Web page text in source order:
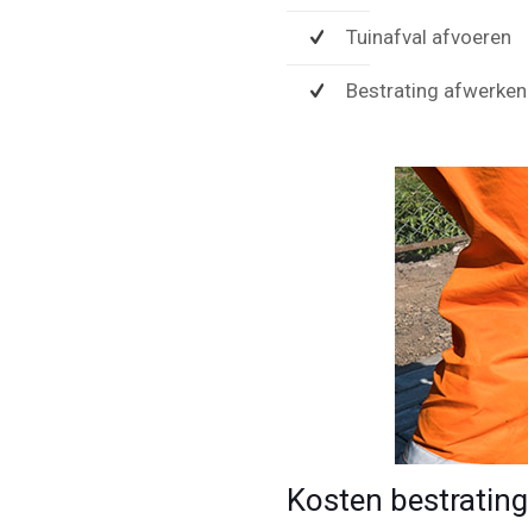
Tuinafval afvoeren
Bestrating afwerken
Kosten bestrating